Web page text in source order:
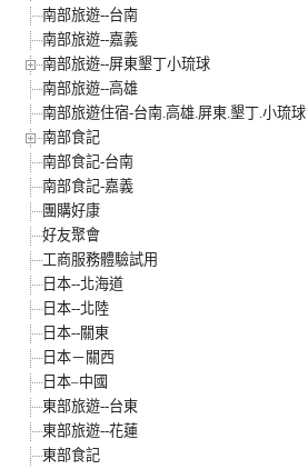
南部旅遊--台南
南部旅遊--嘉義
南部旅遊--屏東墾丁小琉球
南部旅遊--高雄
南部旅遊住宿-台南.高雄.屏東.墾丁.小琉球
南部食記
南部食記-台南
南部食記-嘉義
團購好康
好友聚會
工商服務體驗試用
日本--北海道
日本--北陸
日本--關東
日本－關西
日本–中國
東部旅遊--台東
東部旅遊--花蓮
東部食記